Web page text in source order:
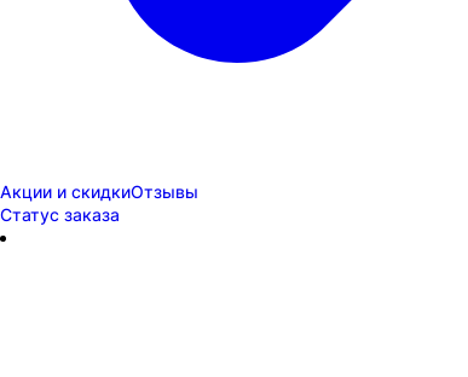
Акции и скидкиОтзывы
Статус заказа